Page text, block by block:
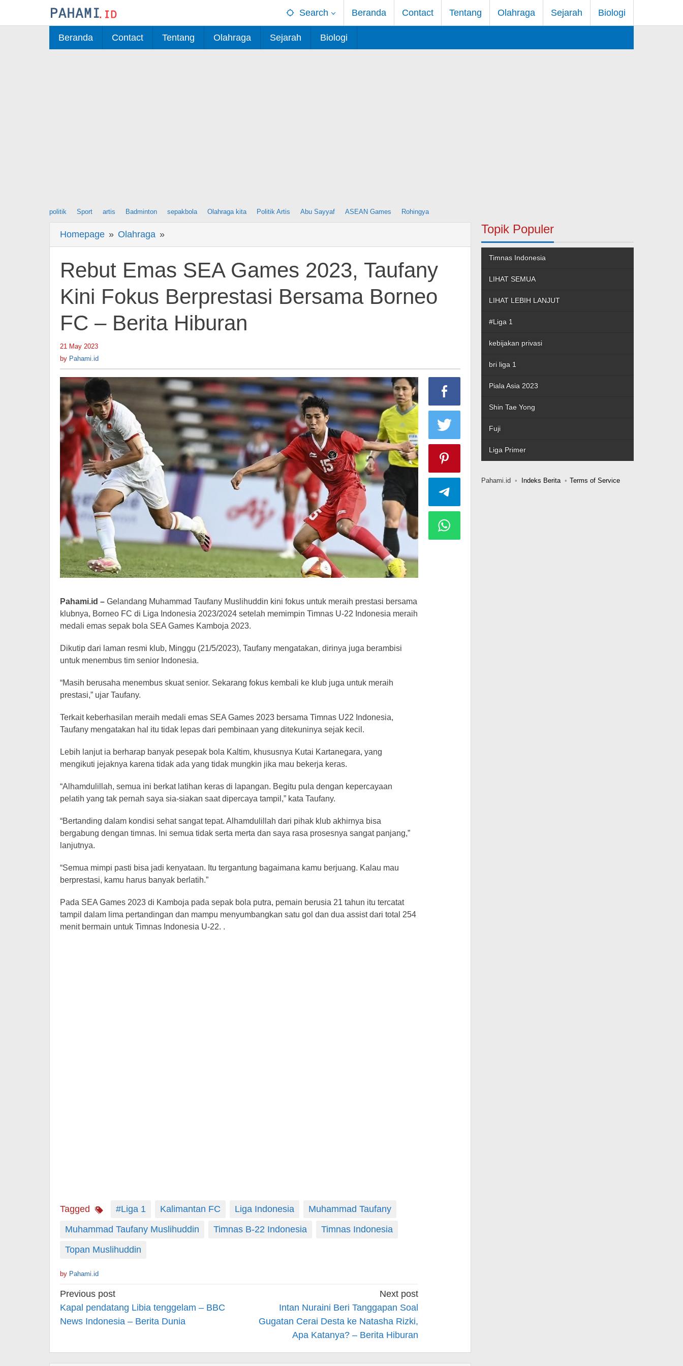
Search Beranda Contact Tentang Olahraga Sejarah Biologi
Beranda Contact Tentang Olahraga Sejarah Biologi
politik Sport artis Badminton sepakbola Olahraga kita Politik Artis Abu Sayyaf ASEAN Games Rohingya
Homepage » Olahraga »
Emas
Games
2023,
Taufany
Kini
Fokus
Borneo
FC
-
Berita
Hiburan
Rebut Emas SEA Games 2023, Taufany
Kini Fokus Berprestasi Bersama Borneo
FC – Berita Hiburan
21 May 2023
by Pahami.id
Pahami.id – Gelandang Muhammad Taufany Muslihuddin kini fokus untuk meraih prestasi bersama
klubnya, Borneo FC di Liga Indonesia 2023/2024 setelah memimpin Timnas U-22 Indonesia meraih
medali emas sepak bola SEA Games Kamboja 2023.
Dikutip dari laman resmi klub, Minggu (21/5/2023), Taufany mengatakan, dirinya juga berambisi
untuk menembus tim senior Indonesia.
“Masih berusaha menembus skuat senior. Sekarang fokus kembali ke klub juga untuk meraih
prestasi,” ujar Taufany.
Terkait keberhasilan meraih medali emas SEA Games 2023 bersama Timnas U22 Indonesia,
Taufany mengatakan hal itu tidak lepas dari pembinaan yang ditekuninya sejak kecil.
Lebih lanjut ia berharap banyak pesepak bola Kaltim, khususnya Kutai Kartanegara, yang
mengikuti jejaknya karena tidak ada yang tidak mungkin jika mau bekerja keras.
“Alhamdulillah, semua ini berkat latihan keras di lapangan. Begitu pula dengan kepercayaan
pelatih yang tak pernah saya sia-siakan saat dipercaya tampil,” kata Taufany.
“Bertanding dalam kondisi sehat sangat tepat. Alhamdulillah dari pihak klub akhirnya bisa
bergabung dengan timnas. Ini semua tidak serta merta dan saya rasa prosesnya sangat panjang,”
lanjutnya.
“Semua mimpi pasti bisa jadi kenyataan. Itu tergantung bagaimana kamu berjuang. Kalau mau
berprestasi, kamu harus banyak berlatih.”
Pada SEA Games 2023 di Kamboja pada sepak bola putra, pemain berusia 21 tahun itu tercatat
tampil dalam lima pertandingan dan mampu menyumbangkan satu gol dan dua assist dari total 254
menit bermain untuk Timnas Indonesia U-22. .
Tagged #Liga 1 Kalimantan FC Liga Indonesia
Muhammad Taufany
Muhammad Taufany Muslihuddin
Timnas B-22 Indonesia
Timnas Indonesia
Topan Muslihuddin
by Pahami.id
Post
navigation
Previous post
Kapal pendatang Libia tenggelam – BBC
News Indonesia – Berita Dunia
Next post
Intan Nuraini Beri Tanggapan Soal
Gugatan Cerai Desta ke Natasha Rizki,
Apa Katanya? – Berita Hiburan
Topik Populer
Timnas Indonesia
LIHAT SEMUA
LIHAT LEBIH LANJUT
#Liga 1
kebijakan privasi
bri liga 1
Piala Asia 2023
Shin Tae Yong
Fuji
Liga Primer
Pahami.id Indeks Berita Terms of Service